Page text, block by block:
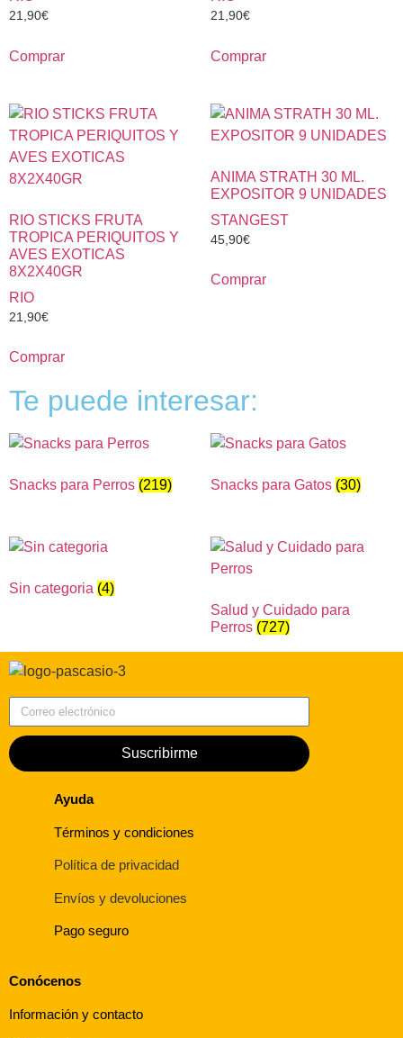
21,90€
Comprar
21,90€
Comprar
RIO STICKS FRUTA
TROPICA PERIQUITOS Y
AVES EXOTICAS
8X2X40GR
RIO
21,90€
Comprar
ANIMA STRATH 30 ML.
EXPOSITOR 9 UNIDADES
STANGEST
45,90€
Comprar
Te puede interesar:
Snacks para Perros (219) Snacks para Gatos (30)
Sin categoria (4)
Salud y Cuidado para
Perros (727)
Suscribirme
Ayuda
Términos y condiciones
Política de privacidad
Envíos y devoluciones
Pago seguro
Conócenos
Información y contacto